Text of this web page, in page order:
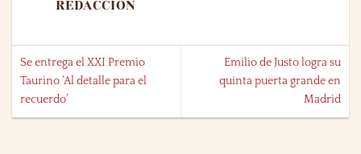
REDACCIÓN
Se entrega el XXI Premio
Taurino ‘Al detalle para el
recuerdo’
Emilio de Justo logra su
quinta puerta grande en
Madrid